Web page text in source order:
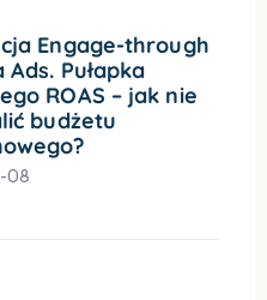
Engage-through
Ads. Pułapka
ROAS – jak nie
budżetu
08